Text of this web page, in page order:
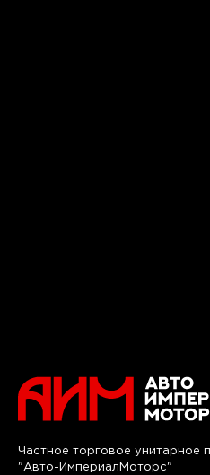
Частное торговое унитарное
"Авто-ИмпериалМоторс"